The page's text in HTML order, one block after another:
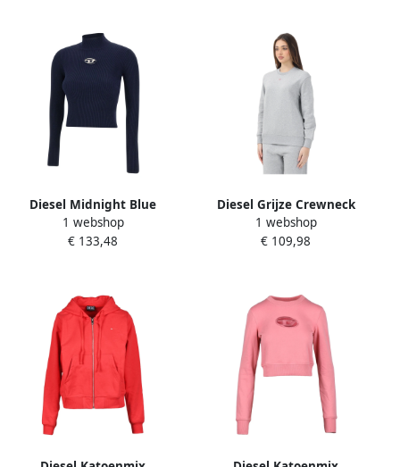
Diesel Midnight Blue
Ribbed Sweater Blue Dames
1 webshop
€ 133,48
Diesel Grijze Crewneck
Sweater Minimalistisch
Ontwerp Gray Dames
1 webshop
€ 109,98